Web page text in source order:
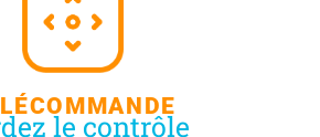
le contrôle